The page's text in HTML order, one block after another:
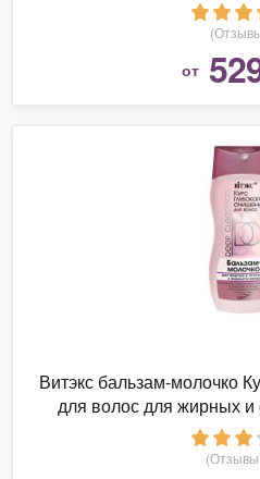
от
Витэкс бальзам-молочко
для волос для жирных и